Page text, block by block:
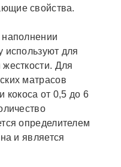
свойства.
используют для
Для
матрасов
кокоса от 0,5 до 6
определителем
и является